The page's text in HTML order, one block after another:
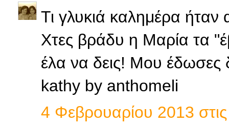
Τι γλυκιά καλημέρα ήταν
Χτες βράδυ η Μαρία τα
έλα να δεις! Μου
kathy by anthomeli
4 Φεβρουαρίου 2013